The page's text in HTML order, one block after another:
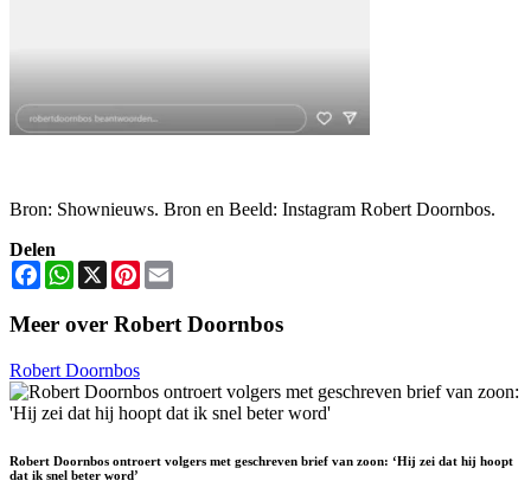
Bron: Shownieuws. Bron en Beeld: Instagram Robert Doornbos.
Delen
FacebookWhatsApp
X Pinterest
Meer over Robert Doornbos
Robert Doornbos
Robert Doornbos ontroert volgers met geschreven brief van zoon: ‘Hij zei dat hij hoopt
dat ik snel beter word’